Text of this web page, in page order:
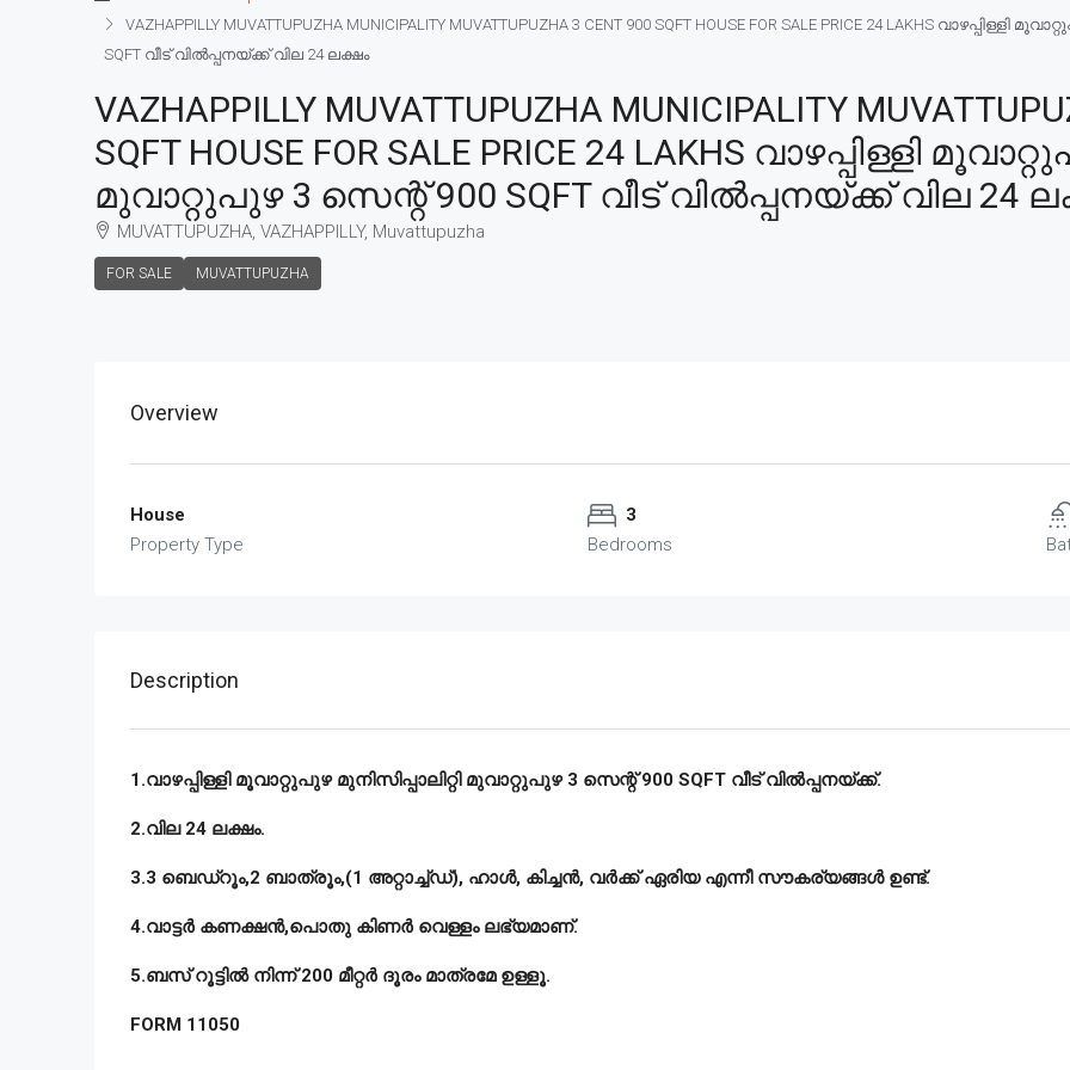
VAZHAPPILLY MUVATTUPUZHA MUNICIPALITY MUVATTUPUZHA 3 CENT 900 SQFT HOUSE FOR SALE PRICE 24 LAKHS
SQFT വീട് വിൽപ്പനയ്ക്ക് വില 24 ലക്ഷം
VAZHAPPILLY MUVATTUPUZHA MUNICIPALITY
SQFT HOUSE FOR SALE PRICE 24 LAKHS വാഴപ്പിള്ളി
മുവാറ്റുപുഴ 3 സെന്റ് 900 SQFT വീട് വിൽപ്പനയ്ക്ക് വില 24
MUVATTUPUZHA, VAZHAPPILLY, Muvattupuzha
FOR SALE MUVATTUPUZHA
Overview
House
Property Type
3
Bedrooms
Description
1.വാഴപ്പിള്ളി മൂവാറ്റുപുഴ മുനിസിപ്പാലിറ്റി മുവാറ്റുപുഴ 3 സെന്റ് 900 SQFT വീട് വിൽപ്പനയ്ക്ക്.
2.വില 24 ലക്ഷം.
3.3 ബെഡ്‌റൂം,2 ബാത്രൂം,(1 അറ്റാച്ച്ഡ്), ഹാൾ, കിച്ചൻ, വർക്ക് ഏരിയ എന്നീ സൗകര്യങ്ങൾ ഉണ്ട്‌.
4.വാട്ടർ കണക്ഷൻ,പൊതു കിണർ വെള്ളം ലഭ്യമാണ്.
5.ബസ് റൂട്ടിൽ നിന്ന് 200 മീറ്റർ ദൂരം മാത്രമേ ഉള്ളൂ.
FORM 11050